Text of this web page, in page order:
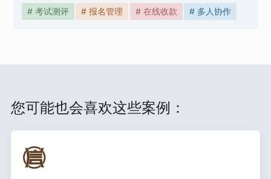
# 考试测评 # 报名管理 # 在线收款 # 多人协作
您可能也会喜欢这些案例：